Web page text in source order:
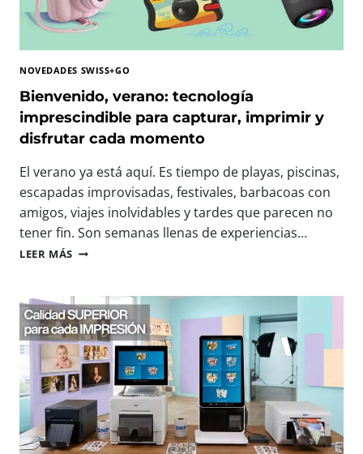
NOVEDADES SWISS+GO
Bienvenido, verano: tecnología
imprescindible para capturar, imprimir y
disfrutar cada momento
El verano ya está aquí. Es tiempo de playas, piscinas,
escapadas improvisadas, festivales, barbacoas con
amigos, viajes inolvidables y tardes que parecen no
tener fin. Son semanas llenas de experiencias…
LEER MÁS B
N
V
E
N
I
D
O
,
V
E